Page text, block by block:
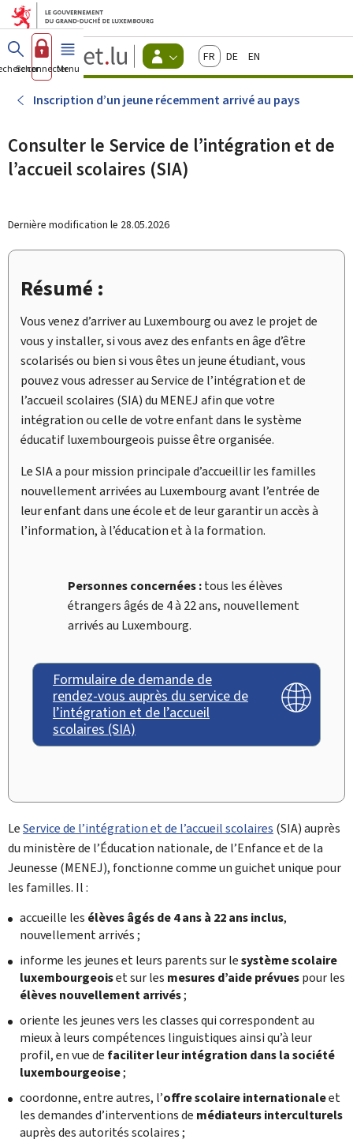
Aller au menu principal
Aller au contenu
Guichet.lu
Changer
d'espace
-
Menu
actif
FrançaisDeutschEnglish
Se connecterMenu principal
Inscription d’un jeune récemment arrivé au pays
Consulter le Service de l’intégration et de
l’accueil scolaires (SIA)
Dernière modification le 28.05.2026
Résumé :
Vous venez d’arriver au Luxembourg ou avez le projet de
vous y installer, si vous avez des enfants en âge d’être
scolarisés ou bien si vous êtes un jeune étudiant, vous
pouvez vous adresser au Service de l’intégration et de
l’accueil scolaires (SIA) du MENEJ afin que votre
intégration ou celle de votre enfant dans le système
éducatif luxembourgeois puisse être organisée.
Le SIA a pour mission principale d’accueillir les familles
nouvellement arrivées au Luxembourg avant l’entrée de
leur enfant dans une école et de leur garantir un accès à
l’information, à l’éducation et à la formation.
Personnes concernées :tous les élèves
étrangers âgés de 4 à 22 ans, nouvellement
arrivés au Luxembourg.
Formulaire de demande de
rendez-vous auprès du service de
l’intégration et de l’accueil
scolaires (SIA)
LeService de l’intégration et de l’accueil scolaires (SIA) auprès
du ministère de l’Éducation nationale, de l’Enfance et de la
Jeunesse (MENEJ), fonctionne comme un guichet unique pour
les familles. Il :
accueille les élèves âgés de 4 ans à 22 ans inclus,
nouvellement arrivés ;
informe les jeunes et leurs parents sur lesystème scolaire
luxembourgeoiset sur les mesures d’aide prévuespour les
élèves nouvellement arrivés;
oriente les jeunes vers les classes qui correspondent au
mieux à leurs compétences linguistiques ainsi qu’à leur
profil, en vue de faciliter leur intégration dans la société
luxembourgeoise;
coordonne, entre autres, l’offre scolaire internationaleet
les demandes d’interventions de médiateurs interculturels
auprès des autorités scolaires ;